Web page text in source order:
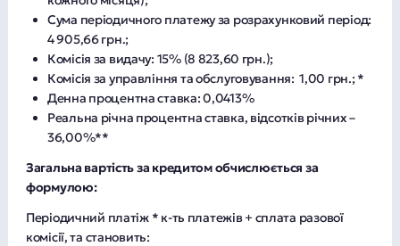
Сума періодичного платежу за розрахунковий період:
4 905,66 грн.;
Комісія за видачу: 15% (8 823,60 грн.);
Комісія за управління та обслуговування: 1,00 грн.; *
Денна процентна ставка: 0,0413%
Реальна річна процентна ставка, відсотків річних –
36,00%**
Загальна вартість за кредитом обчислюється за
формулою:
Періодичний платіж * к-ть платежів + сплата разової
комісії, та становить: